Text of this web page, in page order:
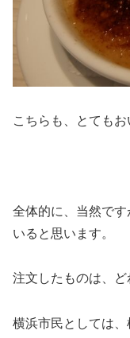
こちらも、とてもお
全体的に、当然で
いると思います。
注文したものは、ど
横浜市民としては